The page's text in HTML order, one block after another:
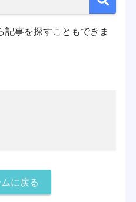
記事を探すこともできま
に戻る